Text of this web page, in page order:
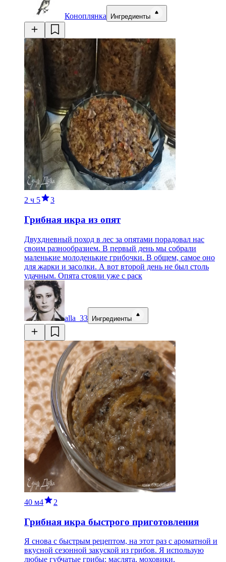
Коноплянка Ингредиенты
2 ч 5 3
Грибная икра из опят
Двухдневный поход в лес за опятами порадовал нас
своим разнообразием. В первый день мы собрали
маленькие молоденькие грибочки. В общем, самое оно
для жарки и засолки. А вот второй день не был столь
удачным. Опята стояли уже с раск
alla_33 Ингредиенты
40 м4 2
Грибная икра быстрого приготовления
Я снова с быстрым рецептом, на этот раз с ароматной и
вкусной сезонной закуской из грибов. Я использую
любые губчатые грибы: маслята, моховики,